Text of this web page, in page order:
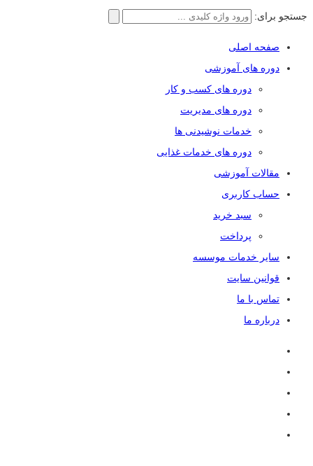
جستجو برای:
صفحه اصلی
دوره های آموزشی
دوره های کسب و کار
دوره های مدیریت
خدمات نوشیدنی ها
دوره های خدمات غذایی
مقالات آموزشی
حساب کاربری
سبد خرید
پرداخت
سایر خدمات موسسه
قوانین سایت
تماس با ما
درباره ما